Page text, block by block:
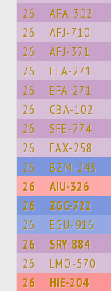
26 AFA-302
26 AFJ-710
26 AFJ-371
26 EFA-271
26 EFA-271
26 CBA-102
26 SFE-774
26 FAX-258
26 BZM-245
26 AIU-326
26 ZGC-722
26 EGU-916
26 SRY-884
26 LMO-570
26 HIE-204